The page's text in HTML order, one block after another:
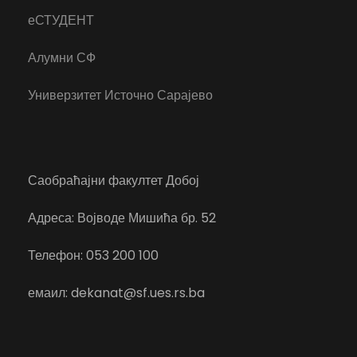
еСТУДЕНТ
Алумни СФ
Универзитет Источно Сарајево
Саобраћајни факултет Добој
Адреса: Војводе Мишића бр. 52
Телефон: 053 200 100
емаил: dekanat@sf.ues.rs.ba